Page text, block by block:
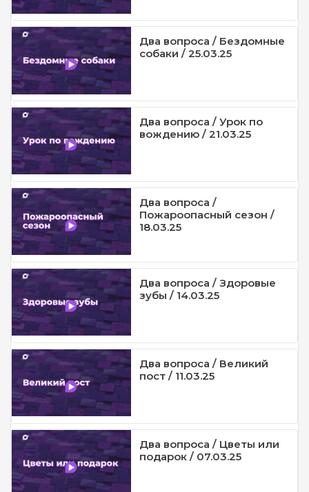
Два вопроса / Бездомные
собаки / 25.03.25
Два вопроса / Урок по
вождению / 21.03.25
Два вопроса /
Пожароопасный сезон /
18.03.25
Два вопроса / Здоровые
зубы / 14.03.25
Два вопроса / Великий
пост / 11.03.25
Два вопроса / Цветы или
подарок / 07.03.25